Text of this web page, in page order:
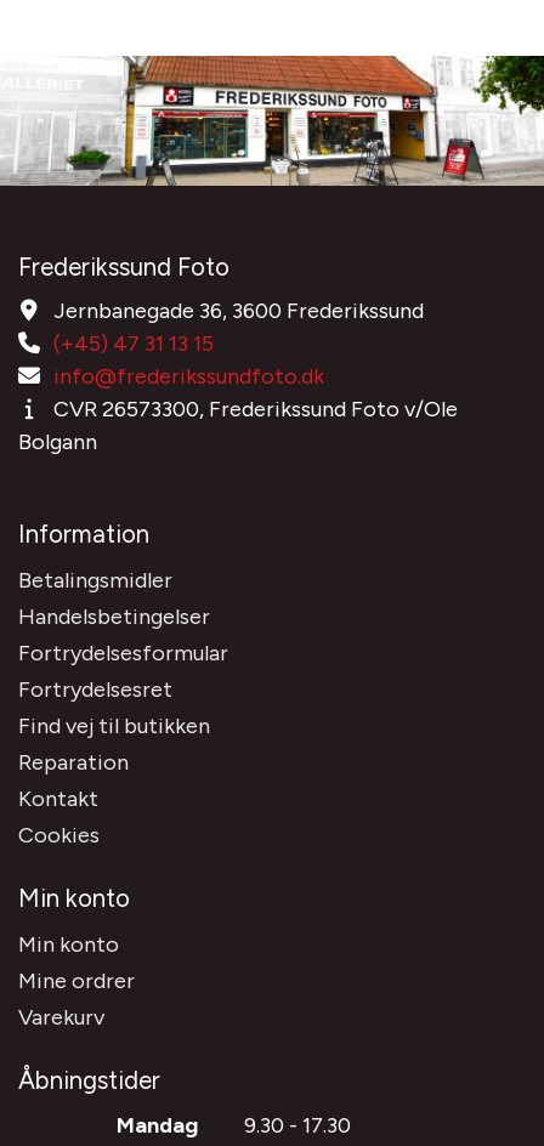
Frederikssund Foto
Jernbanegade 36, 3600 Frederikssund
(+45) 47 31 13 15
info@frederikssundfoto.dk
CVR 26573300, Frederikssund Foto v/Ole
Bolgann
Information
Betalingsmidler
Handelsbetingelser
Fortrydelsesformular
Fortrydelsesret
Find vej til butikken
Reparation
Kontakt
Cookies
Min konto
Min konto
Mine ordrer
Varekurv
Åbningstider
Mandag
9.30 - 17.30